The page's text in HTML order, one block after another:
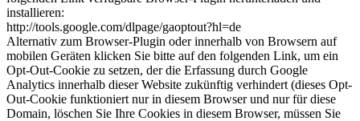
installieren:
http://tools.google.com/dlpage/gaoptout?hl=de
Alternativ zum Browser-Plugin oder innerhalb von Browsern auf
mobilen Geräten klicken Sie bitte auf den folgenden Link, um ein
Opt-Out-Cookie zu setzen, der die Erfassung durch Google
Analytics innerhalb dieser Website zukünftig verhindert (dieses Opt-
Out-Cookie funktioniert nur in diesem Browser und nur für diese
Domain, löschen Sie Ihre Cookies in diesem Browser, müssen Sie